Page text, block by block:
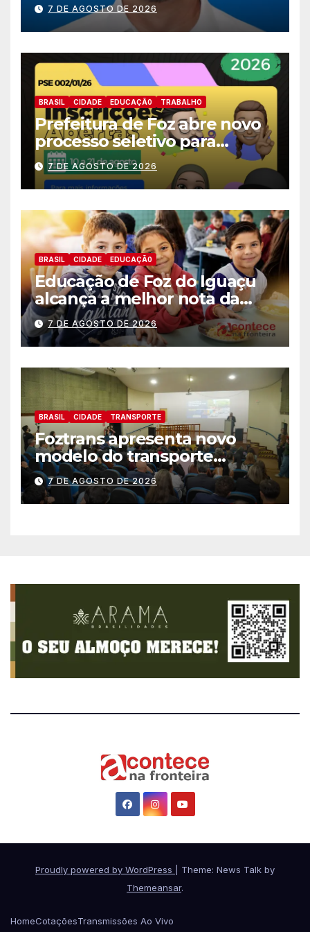
deputado estadual
7 DE AGOSTO DE 2026
BRASIL CIDADE EDUCAÇÃ0 TRABALHO
Prefeitura de Foz abre novo
processo seletivo para
estagiários
7 DE AGOSTO DE 2026
BRASIL CIDADE EDUCAÇÃ0
Educação de Foz do Iguaçu
alcança a melhor nota da
história no IDEB
7 DE AGOSTO DE 2026
BRASIL CIDADE TRANSPORTE
Foztrans apresenta novo
modelo do transporte
coletivo em audiência
pública e avança para um
sistema mais moderno e
7 DE AGOSTO DE 2026
Proudly powered by WordPress
Theme: News Talk by
Themeansar.
HomeCotaçõesTransmissões Ao Vivo